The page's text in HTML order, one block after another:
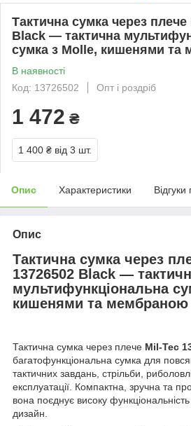
Тактична сумка через
Black — тактична
сумка з Molle, кишенями та
В наявності
Код: 13726502
Опт і роздріб
1 472 ₴
1 400 ₴ від 3 шт.
Опис Характеристики
Опис
Тактична сумка через
13726502 Black —
мультифункціональна
кишенями та мембраною
Тактична сумка через плече Mil-Tec
багатофункціональна сумка для
тактичних завдань, стрільби,
експлуатації. Компактна, зручна та
вона поєднує високу
дизайн.